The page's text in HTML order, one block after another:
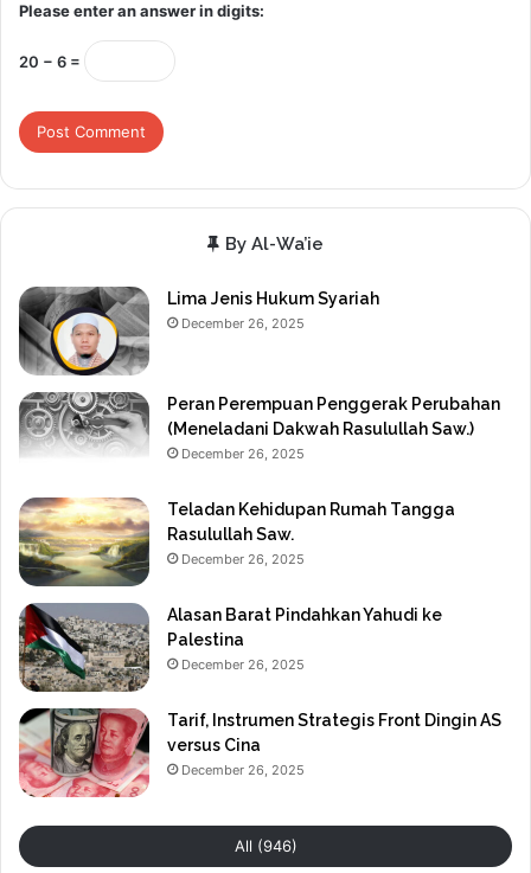
Please enter an answer in digits:
20 − 6 =
By Al-Wa’ie
Lima Jenis Hukum Syariah
December 26, 2025
Peran Perempuan Penggerak Perubahan
(Meneladani Dakwah Rasulullah Saw.)
December 26, 2025
Teladan Kehidupan Rumah Tangga
Rasulullah Saw.
December 26, 2025
Alasan Barat Pindahkan Yahudi ke
Palestina
December 26, 2025
Tarif, Instrumen Strategis Front Dingin AS
versus Cina
December 26, 2025
All (946)